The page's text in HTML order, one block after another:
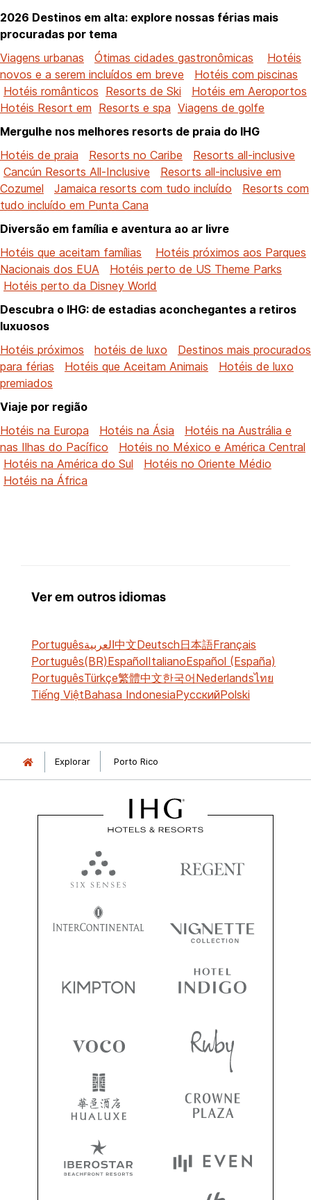
2026 Destinos em alta: explore nossas férias mais
procuradas por tema
Viagens urbanas
Ótimas cidades gastronômicas
Hotéis
novos e a serem incluídos em breve
Hotéis com piscinas
Hotéis românticos Resorts de Ski
Hotéis em Aeroportos
Hotéis Resort em Resorts e spa Viagens de golfe
Mergulhe nos melhores resorts de praia do IHG
Hotéis de praia
Resorts no Caribe
Resorts all-inclusive
Cancún Resorts All-Inclusive
Resorts all-inclusive em
Cozumel
Jamaica resorts com tudo incluído
Resorts com
tudo incluído em Punta Cana
Diversão em família e aventura ao ar livre
Hotéis que aceitam famílias
Hotéis próximos aos Parques
Nacionais dos EUA
Hotéis perto de US Theme Parks
Hotéis perto da Disney World
Descubra o IHG: de estadias aconchegantes a retiros
luxuosos
Hotéis próximos
hotéis de luxo
Destinos mais procurados
para férias
Hotéis que Aceitam Animais
Hotéis de luxo
premiados
Viaje por região
Hotéis na Europa
Hotéis na Ásia
Hotéis na Austrália e
nas Ilhas do Pacífico
Hotéis no México e América Central
Hotéis na América do Sul
Hotéis no Oriente Médio
Hotéis na África
Ver em outros idiomas
Portuguêsالعربية中文Deutsch日本語Français
Português(BR)EspañolItalianoEspañol (España)
PortuguêsTürkçe繁體中文한국어Nederlandsไทย
Tiếng ViệtBahasa IndonesiaРусскийPolski
Explorar Porto Rico